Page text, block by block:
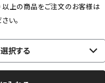
上の商品をご注文のお客様は
い。
択する